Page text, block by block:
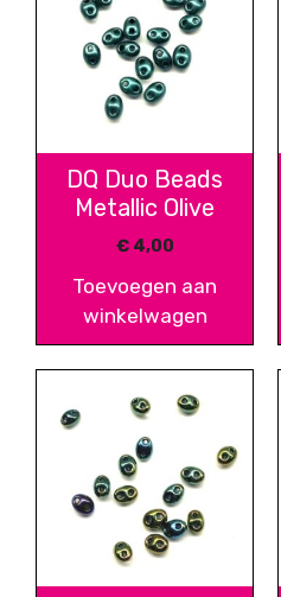
DQ Duo Beads
Metallic Olive
€4,00
Toevoegen aan
winkelwagen